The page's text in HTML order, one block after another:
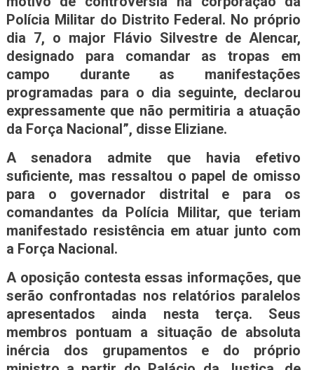
Polícia Militar do Distrito Federal. No próprio
dia 7, o major Flávio Silvestre de Alencar,
designado para comandar as tropas em
campo durante as manifestações
programadas para o dia seguinte, declarou
expressamente que não permitiria a atuação
da Força Nacional”, disse Eliziane.
A senadora admite que havia efetivo
suficiente, mas ressaltou o papel de omisso
para o governador distrital e para os
comandantes da Polícia Militar, que teriam
manifestado resistência em atuar junto com
a Força Nacional.
A oposição contesta essas informações, que
serão confrontadas nos relatórios paralelos
apresentados ainda nesta terça. Seus
membros pontuam a situação de absoluta
inércia dos grupamentos e do próprio